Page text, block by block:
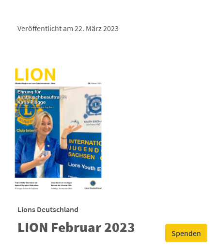
Spenden
Veröffentlicht am 22. März 2023
Lions Deutschland
LION Februar 2023